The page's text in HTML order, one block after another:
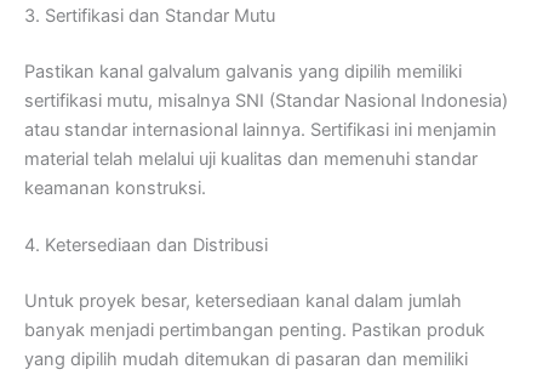
3. Sertifikasi dan Standar Mutu
Pastikan kanal galvalum galvanis yang dipilih memiliki
sertifikasi mutu, misalnya SNI (Standar Nasional Indonesia)
atau standar internasional lainnya. Sertifikasi ini menjamin
material telah melalui uji kualitas dan memenuhi standar
keamanan konstruksi.
4. Ketersediaan dan Distribusi
Untuk proyek besar, ketersediaan kanal dalam jumlah
banyak menjadi pertimbangan penting. Pastikan produk
yang dipilih mudah ditemukan di pasaran dan memiliki